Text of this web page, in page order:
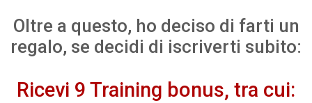
Oltre a questo, ho deciso di farti un
regalo, se decidi di iscriverti subito:
Ricevi 9 Training bonus, tra cui: